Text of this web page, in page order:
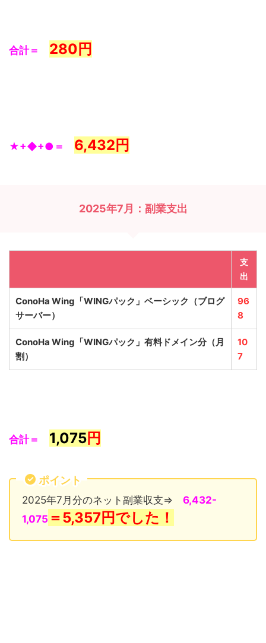
合計＝ 280円
★+◆+●＝ 6,432円
2025年7月：副業支出
支
出
ConoHa Wing「WINGパック」ベーシック （ブログ
サーバー）
96
8
ConoHa Wing「WINGパック」有料ドメイン分（月
割）
10
7
合計＝ 1,075円
ポイント
2025年7月分のネット副業収支⇒ 6,432-
1,075 ＝5,357円でした！